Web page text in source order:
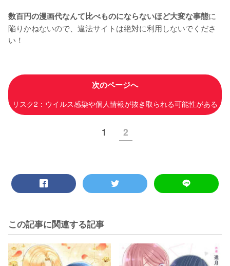
数百円の漫画代なんて比べものにならないほど大変な事態に
陥りかねないので、違法サイトは絶対に利用しないでくださ
い！
次のページへ
リスク2：ウイルス感染や個人情報が抜き取られる可能性がある
1 2
この記事に関連する記事